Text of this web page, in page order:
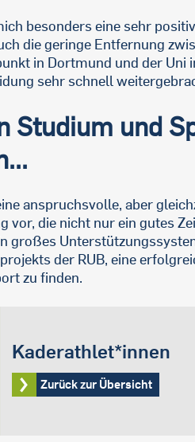
besonders eine sehr
die geringe Entfernung
in Dortmund und der Uni
sehr schnell
Studium und
anspruchsvolle, aber
vor, die nicht nur ein gutes
großes
der RUB, eine
zu finden.
Kaderathlet*innen
Zurück zur Übersicht